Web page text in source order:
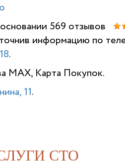
информацию по
.
MAX, Карта Покупок.
11.
569 отзывов
СТО